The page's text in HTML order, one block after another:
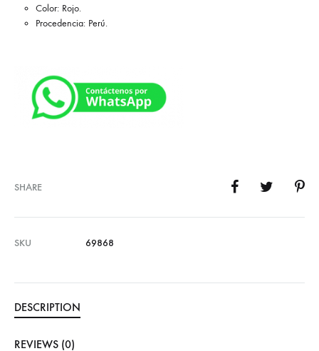
Color: Rojo.
Procedencia: Perú.
SHARE
SKU 69868
DESCRIPTION
REVIEWS (0)